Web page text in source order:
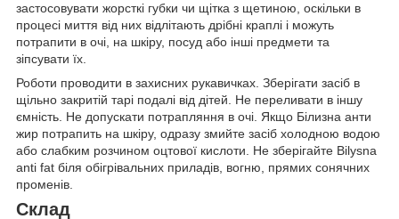
застосовувати жорсткі губки чи щітка з щетиною, оскільки в
процесі миття від них відлітають дрібні краплі і можуть
потрапити в очі, на шкіру, посуд або інші предмети та
зіпсувати їх.
Роботи проводити в захисних рукавичках. Зберігати засіб в
щільно закритій тарі подалі від дітей. Не переливати в іншу
ємність. Не допускати потрапляння в очі. Якщо Білизна анти
жир потрапить на шкіру, одразу змийте засіб холодною водою
або слабким розчином оцтової кислоти. Не зберігайте Bilysna
anti fat біля обігрівальних приладів, вогню, прямих сонячних
променів.
Склад